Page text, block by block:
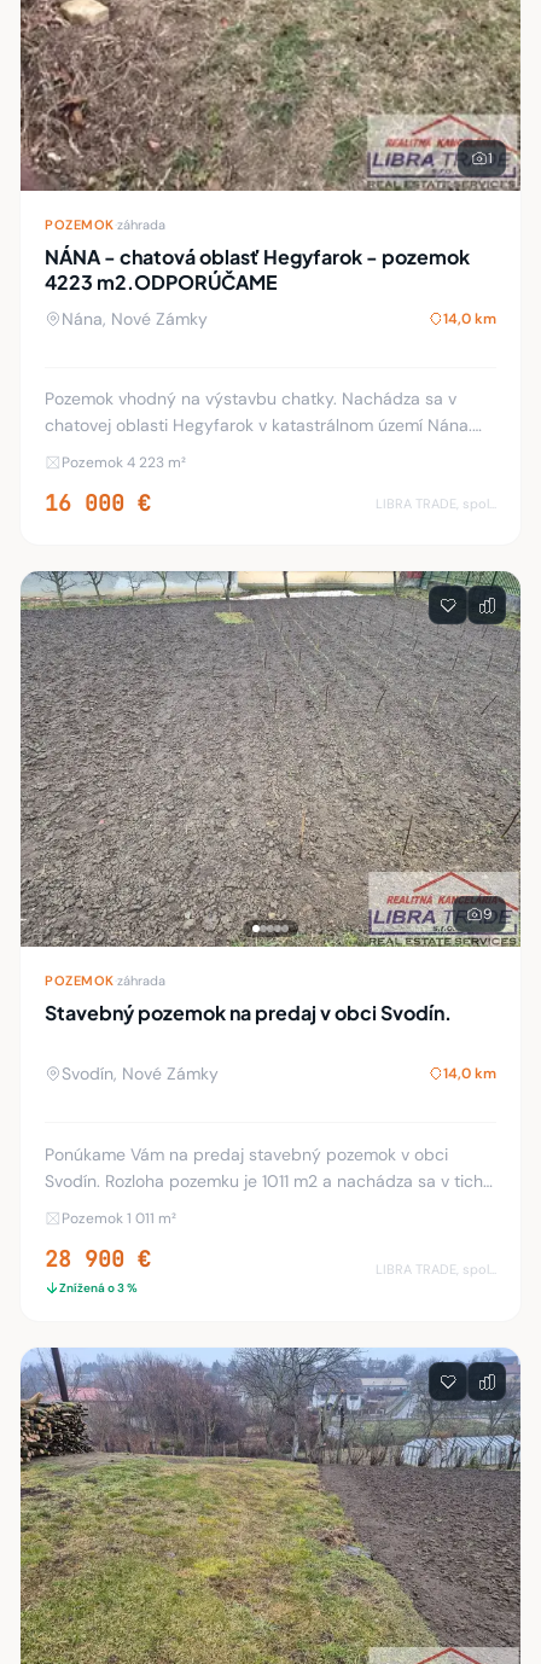
1
POZEMOK záhrada
NÁNA - chatová oblasť Hegyfarok - pozemok
4223 m2.ODPORÚČAME
Nána, Nové Zámky 14,0 km
Pozemok vhodný na výstavbu chatky. Nachádza sa v
chatovej oblasti Hegyfarok v katastrálnom území Nána.
Na predaj pozemok o výmere 4223 m² so záhradnou
Pozemok 4 223 m²
16 000 € LIBRA TRADE, spol.s.r.o.
9
POZEMOK záhrada
Stavebný pozemok na predaj v obci Svodín.
Svodín, Nové Zámky 14,0 km
Ponúkame Vám na predaj stavebný pozemok v obci
Svodín. Rozloha pozemku je 1011 m2 a nachádza sa v tichej
uličke neďaleko centra. Pozemok je priestranný, slnečný
Pozemok 1 011 m²
28 900 €
Znížená o 3 %
LIBRA TRADE, spol.s.r.o.